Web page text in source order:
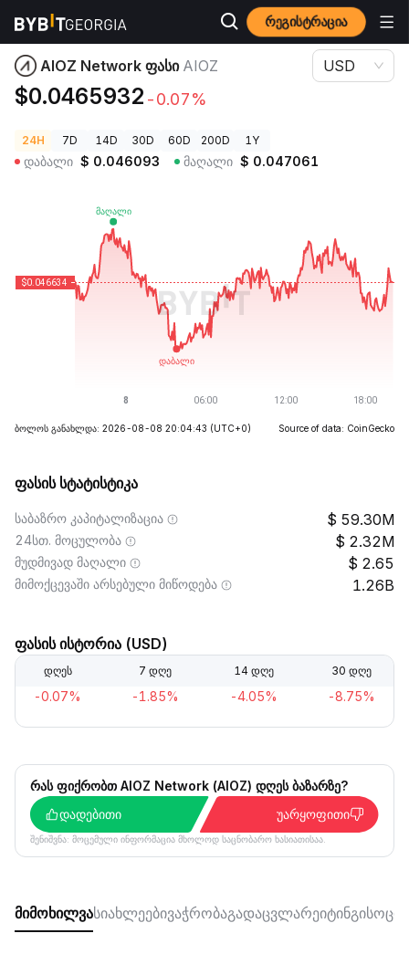
რეგისტრაცია
კრიპტოვალუტის ფასები AIOZ Network ფასი AIOZ
AIOZ Network ფასი AIOZ
$0.0465932 -0.07%
USD
24H 7D 14D 30D 60D 200D 1Y
დაბალი $ 0.046093 მაღალი $ 0.047061
ბოლოს განახლდა: 2026-08-08 20:04:43 (UTC+0) Source of data: CoinGecko
ფასის სტატისტიკა
საბაზრო კაპიტალიზაცია 59.30M
24სთ. მოცულობა 2.32M
მუდმივად მაღალი 2.65
მიმოქცევაში არსებული მიწოდება 1.26B
ფასის ისტორია (USD)
დღეს 7 დღე 14 დღე 30 დღე
-0.07% -1.85% -4.05% -8.75%
რას ფიქრობთ AIOZ Network (AIOZ) დღეს ბაზარზე?
დადებითი
უარყოფითი
შენიშვნა: მოცემული ინფორმაცია მხოლოდ საცნობარო ხასიათისაა.
მიმოხილვასიახლეებივაჭრობაგადაცვლარეიტინგი